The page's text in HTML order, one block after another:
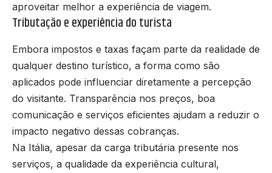
aproveitar melhor a experiência de viagem.
Tributação e experiência do turista
Embora impostos e taxas façam parte da realidade de
qualquer destino turístico, a forma como são
aplicados pode influenciar diretamente a percepção
do visitante. Transparência nos preços, boa
comunicação e serviços eficientes ajudam a reduzir o
impacto negativo dessas cobranças.
Na Itália, apesar da carga tributária presente nos
serviços, a qualidade da experiência cultural,